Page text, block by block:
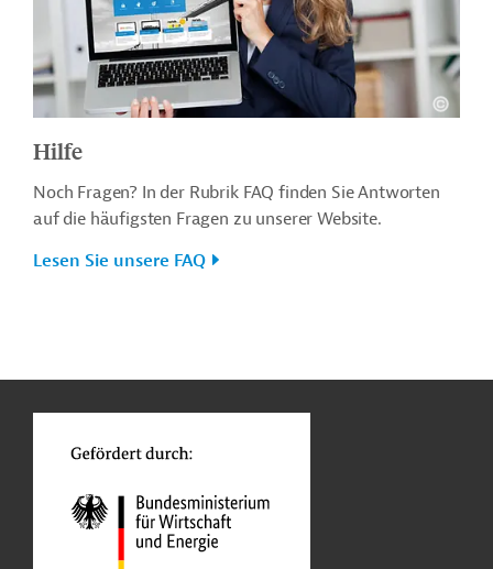
Hilfe
Noch Fragen? In der Rubrik FAQ finden Sie Antworten
auf die häufigsten Fragen zu unserer Website.
Lesen Sie unsere FAQ